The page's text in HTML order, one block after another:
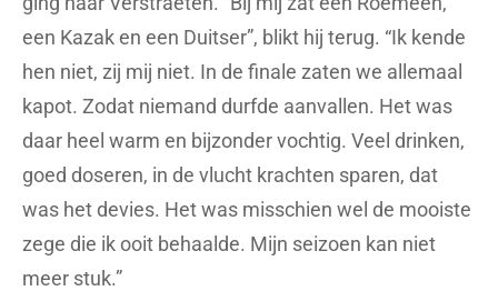
een Kazak en een Duitser”, blikt hij terug. “Ik kende
hen niet, zij mij niet. In de finale zaten we allemaal
kapot. Zodat niemand durfde aanvallen. Het was
daar heel warm en bijzonder vochtig. Veel drinken,
goed doseren, in de vlucht krachten sparen, dat
was het devies. Het was misschien wel de mooiste
zege die ik ooit behaalde. Mijn seizoen kan niet
meer stuk.”